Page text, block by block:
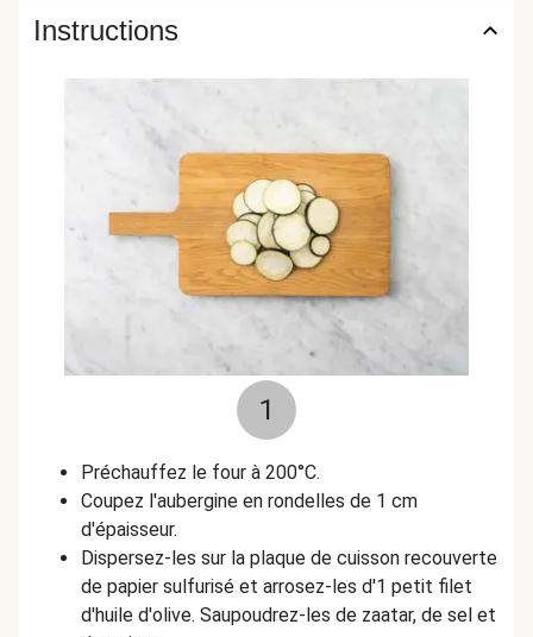
Instructions
1
Préchauffez le four à 200°C.
Coupez l'aubergine en rondelles de 1 cm
d'épaisseur.
Dispersez-les sur la plaque de cuisson recouverte
de papier sulfurisé et arrosez-les d'1 petit filet
d'huile d'olive. Saupoudrez-les de zaatar, de sel et